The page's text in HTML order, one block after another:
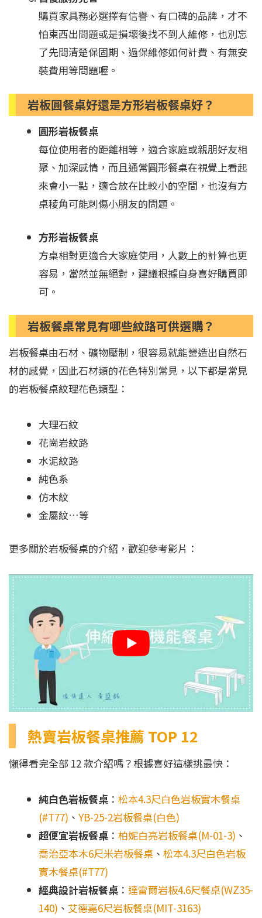
購買家具務必選擇有信譽、有口碑的品牌，才不
怕東西出問題或是損壞後找不到人維修，也別忘
了先問清楚保固期、過保維修如何計費、有無安
裝費用等問題喔。
岩板圓餐桌好還是方形岩板餐桌好？
圓形岩板餐桌
每位使用者的距離相等，適合家庭或親朋好友相
聚、加深感情，而且通常圓形餐桌在視覺上看起
來會小一點，適合放在比較小的空間，也沒有方
桌稜角可能刺傷小朋友的問題。
方形岩板餐桌
方桌相對更適合大家庭使用，人數上的計算也更
容易，當然並無絕對，建議根據自身喜好購買即
可。
岩板餐桌常見有哪些紋路可供選購？
岩板餐桌由石材、礦物壓制，很容易就能營造出自然石
材的感覺，因此石材類的花色特別常見，以下都是常見
的岩板餐桌紋理花色類型：
大理石紋
花崗岩紋路
水泥紋路
純色系
仿木紋
金屬紋…等
更多關於岩板餐桌的介紹，歡迎參考影片：
熱賣岩板餐桌推薦 TOP 12
懶得看完全部 12 款介紹嗎？根據喜好這樣挑最快：
純白色岩板餐桌 ： 松本4.3尺白色岩板實木餐桌
(#T77) 、 YB-25-2岩板餐桌(白色)
超便宜岩板餐桌 ： 柏妮白亮岩板餐桌(M-01-3) 、
喬治亞本木6尺米岩板餐桌 、 松本4.3尺白色岩板
實木餐桌(#T77)
經典設計岩板餐桌 ： 達雷爾岩板4.6尺餐桌(WZ35-
140) 、 艾德嘉6尺岩板餐桌(MIT-3163)